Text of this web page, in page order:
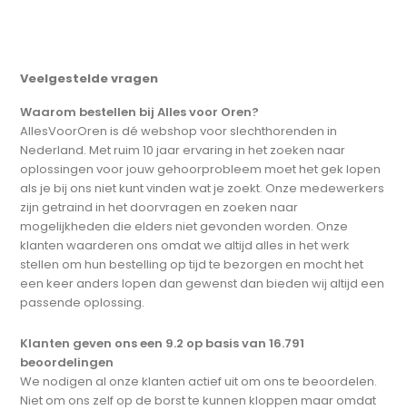
Veelgestelde vragen
Waarom bestellen bij Alles voor Oren?
AllesVoorOren is dé webshop voor slechthorenden in
Nederland. Met ruim 10 jaar ervaring in het zoeken naar
oplossingen voor jouw gehoorprobleem moet het gek lopen
als je bij ons niet kunt vinden wat je zoekt. Onze medewerkers
zijn getraind in het doorvragen en zoeken naar
mogelijkheden die elders niet gevonden worden. Onze
klanten waarderen ons omdat we altijd alles in het werk
stellen om hun bestelling op tijd te bezorgen en mocht het
een keer anders lopen dan gewenst dan bieden wij altijd een
passende oplossing.
Klanten geven ons een 9.2 op basis van 16.791
beoordelingen
We nodigen al onze klanten actief uit om ons te beoordelen.
Niet om ons zelf op de borst te kunnen kloppen maar omdat